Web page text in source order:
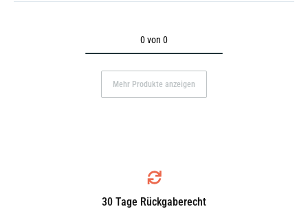
0 von 0
Mehr Produkte anzeigen
30 Tage Rückgaberecht